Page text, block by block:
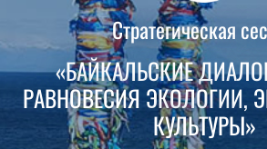
Стратегическая
«БАЙКАЛЬСКИЕ
РАВНОВЕСИЯ ЭКОЛОГИИ,
КУЛЬТУРЫ»